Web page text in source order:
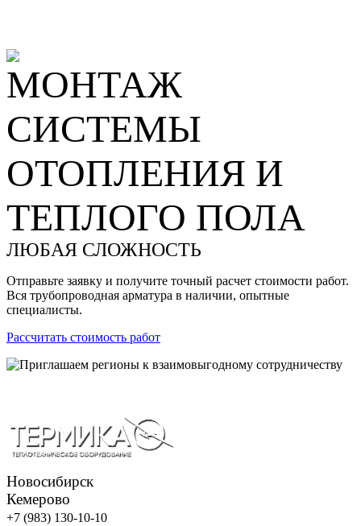
МОНТАЖ
СИСТЕМЫ
ОТОПЛЕНИЯ И
ТЕПЛОГО ПОЛА
ЛЮБАЯ СЛОЖНОСТЬ
Отправьте заявку и получите точный расчет стоимости работ.
Вся трубопроводная арматура в наличии, опытные
специалисты.
Рассчитать стоимость работ
Новосибирск
Кемерово
+7 (983) 130-10-10